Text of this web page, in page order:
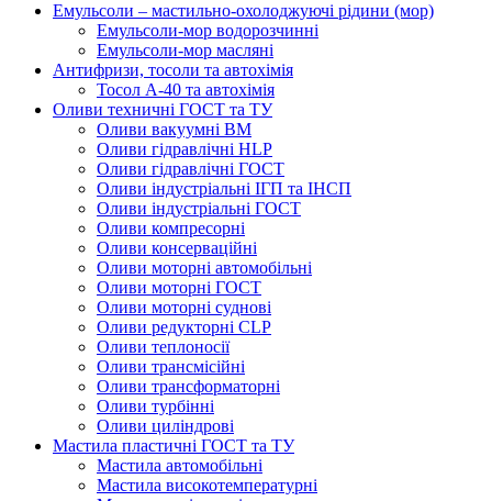
Емульсоли – мастильно-охолоджуючі рідини (мор)
Емульсоли-мор водорозчинні
Емульсоли-мор масляні
Антифризи, тосоли та автохімія
Тосол А-40 та автохімія
Оливи техничні ГОСТ та ТУ
Оливи вакуумні ВМ
Оливи гідравлічні HLP
Оливи гідравлічні ГОСТ
Оливи індустріальні ІГП та ІНСП
Оливи індустріальні ГОСТ
Оливи компресорні
Оливи консерваційні
Оливи моторні автомобільні
Оливи моторні ГОСТ
Оливи моторні суднові
Оливи редукторні CLP
Оливи теплоносії
Оливи трансмісійні
Оливи трансформаторні
Оливи турбінні
Оливи циліндрові
Мастила пластичні ГОСТ та ТУ
Мастила автомобільні
Мастила високотемпературні